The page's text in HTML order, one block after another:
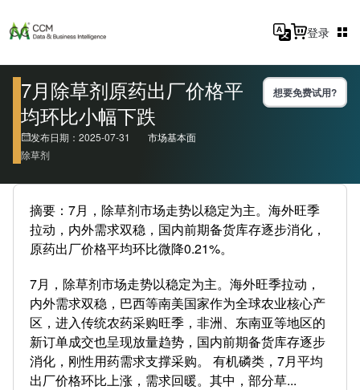
登录
7月除草剂原药出厂价格平
均环比小幅下跌
想要免费试用?
发布日期：2025-07-31
市场基本面
除草剂
摘要：7月，除草剂市场走势以稳定为主。海外旺季
拉动，内外需求双稳，国内前期备货库存逐步消化，
原药出厂价格平均环比微降0.21%。
7月，除草剂市场走势以稳定为主。海外旺季拉动，
内外需求双稳，巴西等南美国家作为全球农业核心产
区，进入传统农药采购旺季，非洲、东南亚等地区的
新订单成交也呈现放量趋势，国内前期备货库存逐步
消化，刚性用药需求支撑采购。 有机磷类，7月平均
出厂价格环比上涨，需求回暖。其中，部分草...